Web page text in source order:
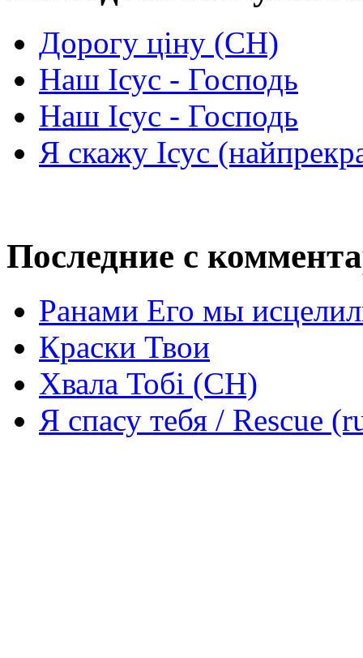
Дорогу ціну (СН)
Наш Ісус - Господь
Наш Ісус - Господь
Я скажу Ісус
Последние с
Ранами Его мы
Краски Твои
Хвала Тобі (СН)
Я спасу тебя / Rescue